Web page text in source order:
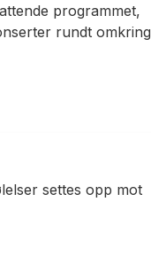
programmet,
rundt omkring
settes opp mot